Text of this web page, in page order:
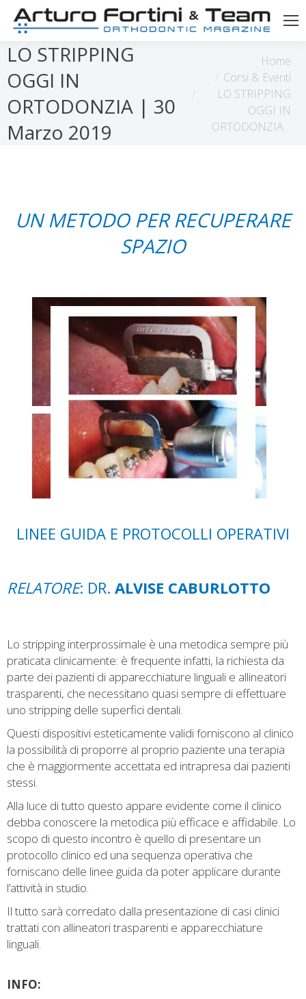
LO STRIPPING
OGGI IN
ORTODONZIA | 30
Marzo 2019
Home
Corsi & Eventi
LO STRIPPING
OGGI IN
ORTODONZIA…
UN METODO PER RECUPERARE
SPAZIO
LINEE GUIDA E PROTOCOLLI OPERATIVI
RELATORE: DR. ALVISE CABURLOTTO
Lo stripping interprossimale è una metodica sempre più
praticata clinicamente: è frequente infatti, la richiesta da
parte dei pazienti di apparecchiature linguali e allineatori
trasparenti, che necessitano quasi sempre di effettuare
uno stripping delle superfici dentali.
Questi dispositivi esteticamente validi forniscono al clinico
la possibilità di proporre al proprio paziente una terapia
che è maggiormente accettata ed intrapresa dai pazienti
stessi.
Alla luce di tutto questo appare evidente come il clinico
debba conoscere la metodica più efficace e affidabile. Lo
scopo di questo incontro è quello di presentare un
protocollo clinico ed una sequenza operativa che
forniscano delle linee guida da poter applicare durante
l’attività in studio.
Il tutto sarà corredato dalla presentazione di casi clinici
trattati con allineatori trasparenti e apparecchiature
linguali.
INFO: